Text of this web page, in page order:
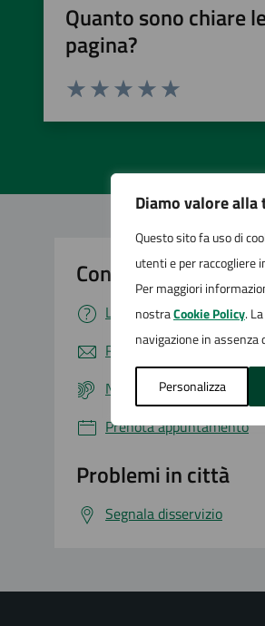
Diamo valore
Questo sito fa uso di
utenti e per raccogliere
Per maggiori
nostraCookie Policy.
navigazione in assenza
Personalizza
Quanto sono chiare
pagina?
Contatta il comune
Leggi le domande
Richiedi assistenza
Numero verde
Prenota appuntamento
Problemi in città
Segnala disservizio